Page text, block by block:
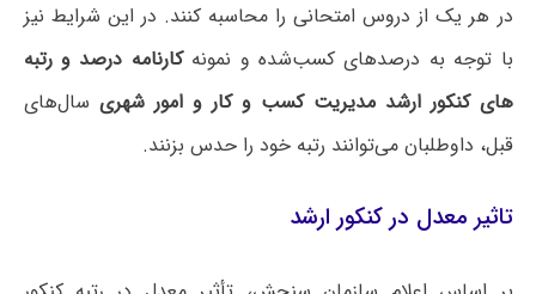
در هر یک از دروس امتحانی را محاسبه کنند. در این شرایط نیز
با توجه به درصدهای کسب‌شده و نمونهکارنامه درصد و رتبه
های کنکور ارشد مدیریت کسب و کار و امور شهری سال‌های
قبل، داوطلبان می‌توانند رتبه خود را حدس بزنند.
تاثیر معدل در کنکور ارشد